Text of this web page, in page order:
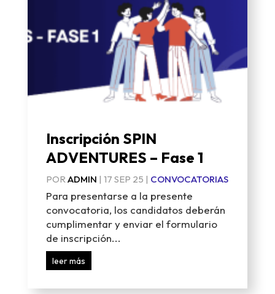
Inscripción SPIN
ADVENTURES – Fase 1
PORADMIN | 17 SEP 25 | CONVOCATORIAS
Para presentarse a la presente
convocatoria, los candidatos deberán
cumplimentar y enviar el formulario
de inscripción...
leer más